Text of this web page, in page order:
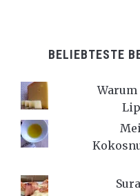
BELIEBTESTE